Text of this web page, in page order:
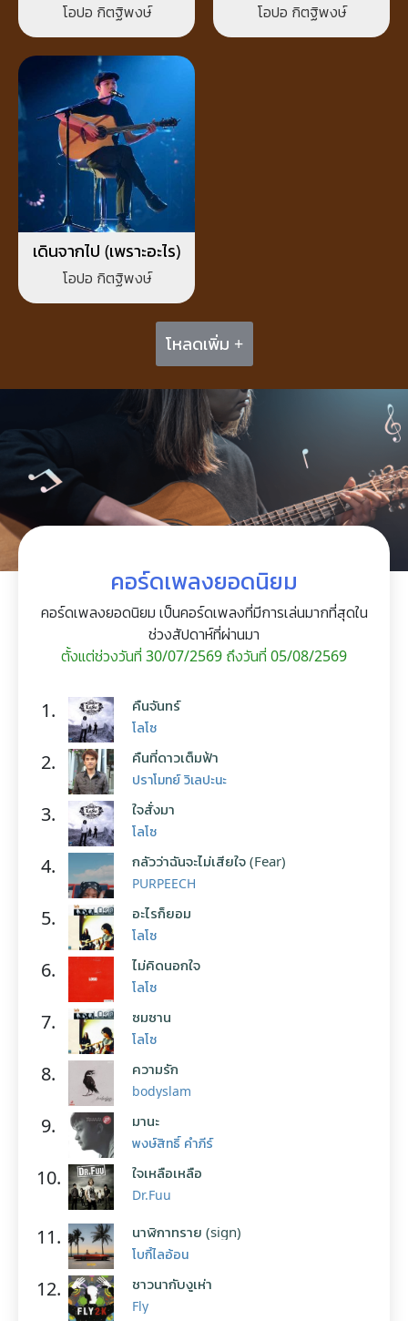
โอปอ กิตฐิพงษ์ โอปอ กิตฐิพงษ์
เดินจากไป (เพราะอะไร)
โอปอ กิตฐิพงษ์
โหลดเพิ่ม +
คอร์ดเพลงยอดนิยม
คอร์ดเพลงยอดนิยม เป็นคอร์ดเพลงที่มีการเล่นมากที่สุดใน
ช่วงสัปดาห์ที่ผ่านมา
ตั้งแต่ช่วงวันที่ 30/07/2569 ถึงวันที่ 05/08/2569
1. คืนจันทร์
โลโซ
2. คืนที่ดาวเต็มฟ้า
ปราโมทย์ วิเลปะนะ
3. ใจสั่งมา
โลโซ
4. กลัวว่าฉันจะไม่เสียใจ (Fear)
PURPEECH
5. อะไรก็ยอม
โลโซ
6. ไม่คิดนอกใจ
โลโซ
7. ซมซาน
โลโซ
8. ความรัก
bodyslam
9. มานะ
พงษ์สิทธิ์ คำภีร์
10. ใจเหลือเหลือ
Dr.Fuu
11. นาฬิกาทราย (sign)
โบกี้ไลอ้อน
12. ชาวนากับงูเห่า
Fly